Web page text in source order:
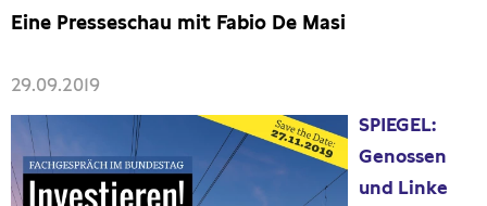
Pressebilder
Artikel
Presseschau
Eine Presseschau mit Fabio De Masi
29.09.2019
SPIEGEL:
Genossen
und Linke